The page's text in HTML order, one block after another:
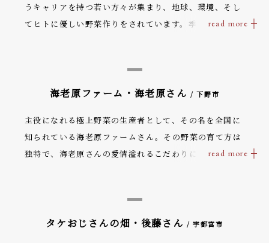
うキャリアを持つ若い方々が集まり、地球、環境、そし
てヒトに優しい野菜作りをされています。季節ごとに無
海老原ファーム・海老原さん / 下野市
主役になれる極上野菜の生産者として、その名を全国に
知られている海老原ファームさん。その野菜の育て方は
独特で、海老原さんの愛情溢れるこだわりには感心させ
め、水も肥料もごく少量に。そうすることにより野菜自
らが水や栄養を追い求め、生命力の強いたくましい野菜
タケおじさんの畑・後藤さん / 宇都宮市